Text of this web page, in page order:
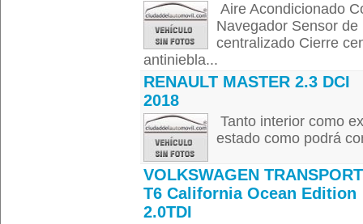
Aire Acondicionado
Navegador Sensor
centralizado Cierre
antiniebla...
RENAULT MASTER 2.3 DCI
2018
Tanto interior como
estado como podrá
VOLKSWAGEN
T6 California Ocean Edition
2.0TDI